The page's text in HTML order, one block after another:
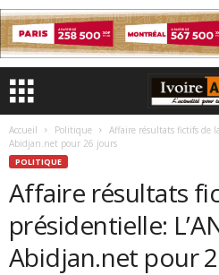
Accueil Politique
Affaire résultats fictifs de
Abidjan.net pour 26 jours
POLITIQUE
Affaire résultats
présidentielle:
Abidjan.net pour